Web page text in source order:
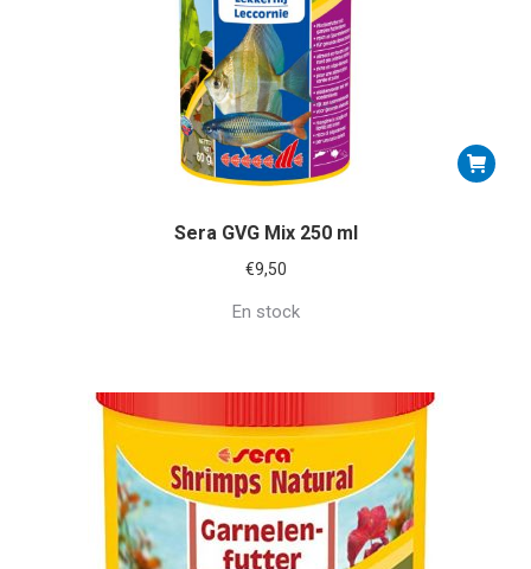
Sera GVG Mix 250 ml
€9,50
En stock